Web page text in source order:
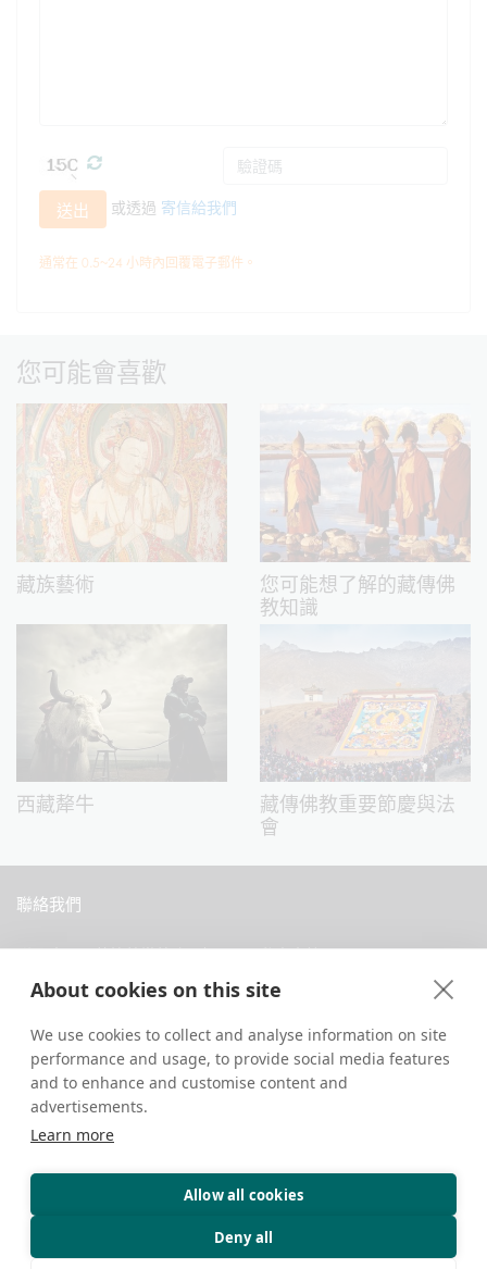
About cookies on this site
We use cookies to collect and analyse information on site
performance and usage, to provide social media features
and to enhance and customise content and
advertisements.
Learn more
Allow all cookies
Deny all
送出 或透過 寄信給我們
通常在 0.5~24 小時內回覆電子郵件。
您可能會喜歡
藏族藝術
您可能想了解的藏傳佛
教知識
西藏犛牛
藏傳佛教重要節慶與法
會
聯絡我們
中國西藏拉薩當惹路8號 Dava 私人會館
+86 18583346229
inquiry@greattibettour.com
跟我們連絡
版權所有 © 2026. 保留所有權利. 旅遊小秘訣